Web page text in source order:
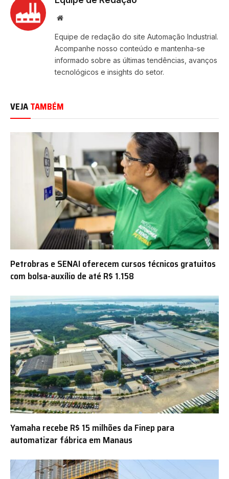
Site
Equipe de redação do site Automação Industrial.
Acompanhe nosso conteúdo e mantenha-se
informado sobre as últimas tendências, avanços
tecnológicos e insights do setor.
VEJATAMBÉM
Petrobras e SENAI oferecem cursos técnicos gratuitos
com bolsa-auxílio de até R$ 1.158
Yamaha recebe R$ 15 milhões da Finep para
automatizar fábrica em Manaus